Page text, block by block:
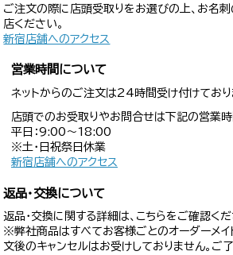
ご注文の際に店頭受取りをお選びの上、お名
店ください。
新宿店舗へのアクセス
営業時間について
ネットからのご注文は24時間受け付けており
店頭でのお受取りやお問合せは下記の営業時
平日：9:00〜18:00
※土・日祝祭日休業
新宿店舗へのアクセス
返品・交換について
返品・交換に関する詳細は、こちらをご確認くだ
※弊社商品はすべてお客様ごとのオーダーメイ
文後のキャンセルはお受けしておりません。ご